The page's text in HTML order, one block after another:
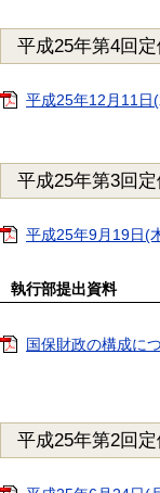
平成25年第4回
平成25年12月11
平成25年第3回
平成25年9月19日(
執行部提出資料
国保財政の構成に
平成25年第2回